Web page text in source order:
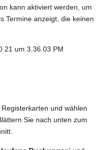
kann aktiviert werden, um
Termine anzeigt, die keinen
Registerkarten und wählen
Sie nach unten zum